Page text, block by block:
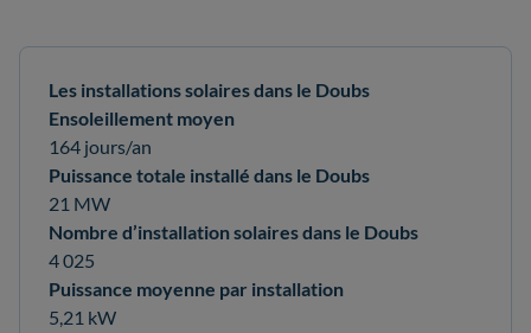
Les installations solaires dans le Doubs
Ensoleillement moyen
164 jours/an
Puissance totale installé dans le Doubs
21 MW
Nombre d’installation solaires dans le Doubs
4 025
Puissance moyenne par installation
5,21 kW